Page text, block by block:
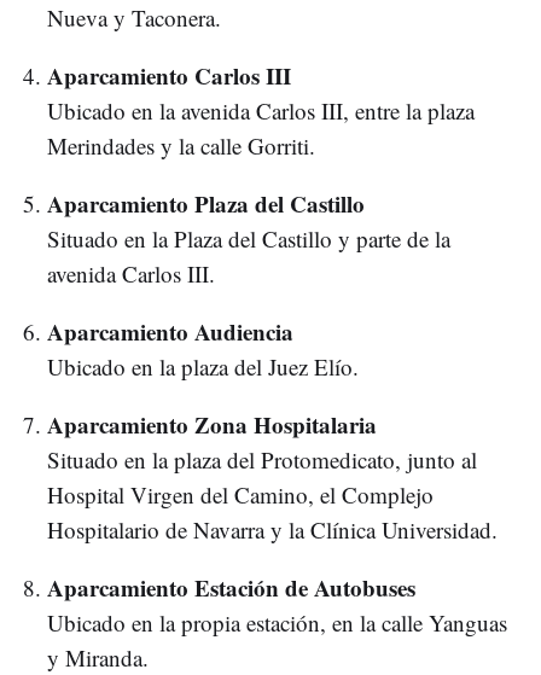
Nueva y Taconera.
Aparcamiento Carlos III
Ubicado en la avenida Carlos III, entre la plaza
Merindades y la calle Gorriti.
Aparcamiento Plaza del Castillo
Situado en la Plaza del Castillo y parte de la
avenida Carlos III.
Aparcamiento Audiencia
Ubicado en la plaza del Juez Elío.
Aparcamiento Zona Hospitalaria
Situado en la plaza del Protomedicato, junto al
Hospital Virgen del Camino, el Complejo
Hospitalario de Navarra y la Clínica Universidad.
Aparcamiento Estación de Autobuses
Ubicado en la propia estación, en la calle Yanguas
y Miranda.